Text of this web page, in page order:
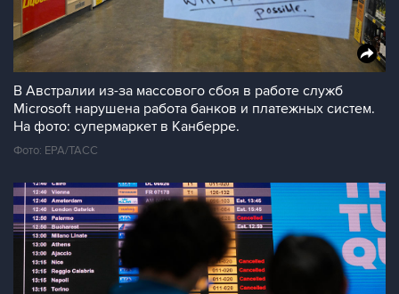
В Австралии из-за массового сбоя в работе служб
Microsoft нарушена работа банков и платежных систем.
На фото: супермаркет в Канберре.
Фото: EPA/ТАСС